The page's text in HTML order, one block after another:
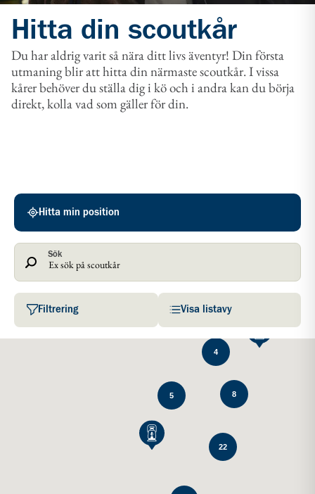
Hitta din scoutkår
Du har aldrig varit så nära ditt livs äventyr! Din första
utmaning blir att hitta din närmaste scoutkår. I vissa
kårer behöver du ställa dig i kö och i andra kan du börja
direkt, kolla vad som gäller för din.
Scoutkårer
Hitta min position
Sök
Filtrering Visa listavy
5
22
8
4